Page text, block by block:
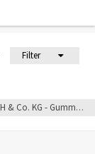
Filter
Burger King - Helmbrecht & Jäger Gastronomie GmbH & Co. KG - Gummersbach